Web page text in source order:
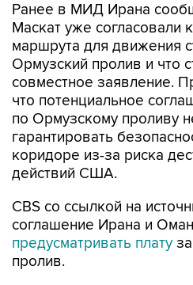
Ранее в МИД Ирана
Маскат уже согласовали
маршрута для движения
Ормузский пролив и что
совместное заявление.
что потенциальное
по Ормузскому проливу
гарантировать
коридоре из-за риска
действий США.
CBS со ссылкой на
соглашение Ирана и
предусматривать плату
пролив.